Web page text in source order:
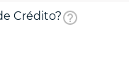
Crédito?